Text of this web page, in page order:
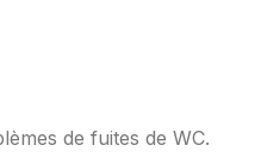
de fuites de WC.